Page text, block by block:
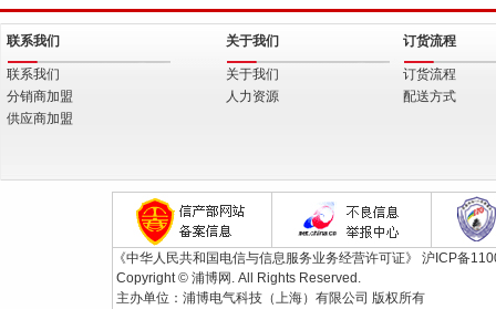
联系我们
联系我们
分销商加盟
供应商加盟
关于我们
关于我们
人力资源
订货流程
订货流程
配送方式
《中华人民共和国电信与信息服务业务经营许可证》 沪ICP备
Copyright © 浦博网. All Rights Reserved.
主办单位：浦博电气科技（上海）有限公司 版权所有